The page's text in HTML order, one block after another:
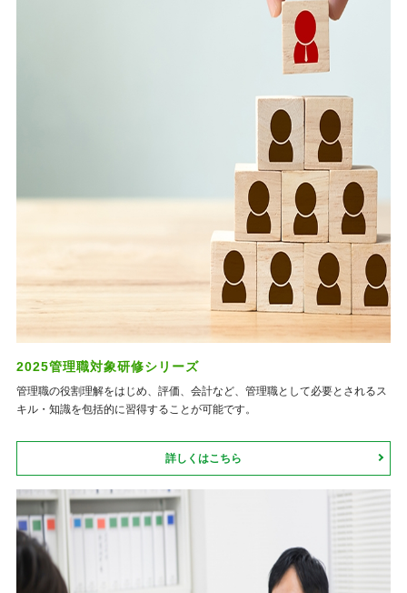
2025管理職対象研修シリーズ
管理職の役割理解をはじめ、評価、会計など、管理職として必要とされるス
キル・知識を包括的に習得することが可能です。
詳しくはこちら